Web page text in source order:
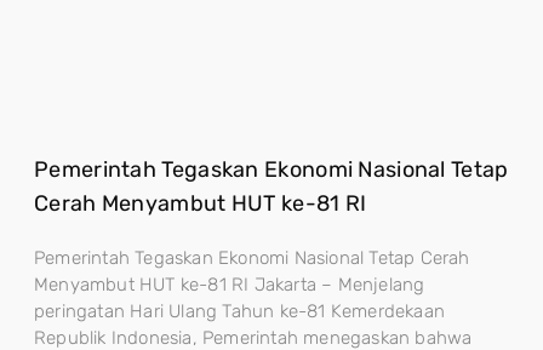
Pemerintah Tegaskan Ekonomi Nasional Tetap
Cerah Menyambut HUT ke-81 RI
Pemerintah Tegaskan Ekonomi Nasional Tetap Cerah
Menyambut HUT ke-81 RI Jakarta – Menjelang
peringatan Hari Ulang Tahun ke-81 Kemerdekaan
Republik Indonesia, Pemerintah menegaskan bahwa